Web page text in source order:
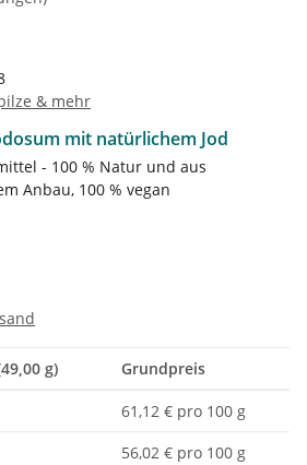
& mehr
mit natürlichem Jod
- 100 % Natur und aus
Anbau, 100 % vegan
g) Grundpreis
61,12 € pro 100 g
56,02 € pro 100 g